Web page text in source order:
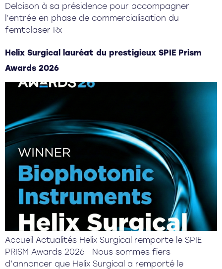
Deloison à sa présidence pour accompagner
l’entrée en phase de commercialisation du
femtolaser Rx
Helix Surgical lauréat du prestigieux SPIE Prism
Awards 2026
Accueil Actualités Helix Surgical remporte le SPIE
PRISM Awards 2026 Nous sommes fiers
d’annoncer que Helix Surgical a remporté le